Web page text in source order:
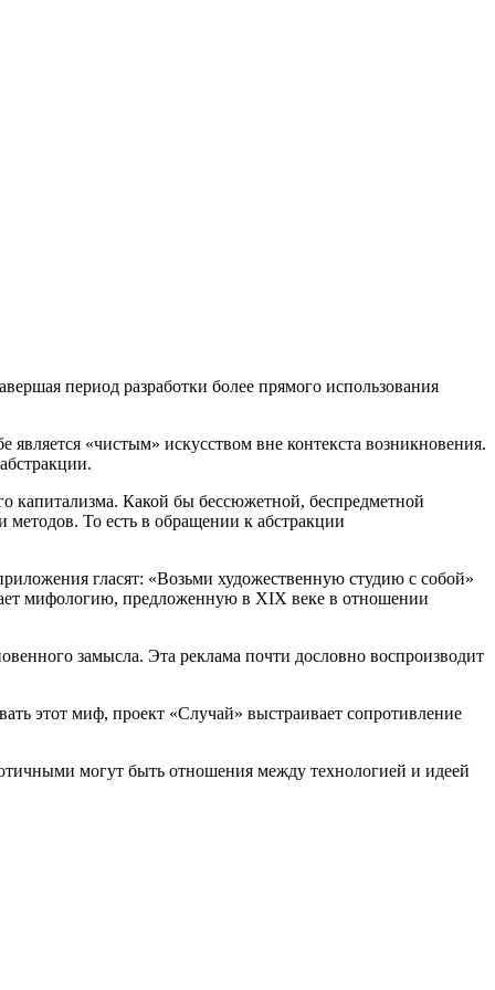
период разработки более прямого использования
«чистым» искусством вне контекста возникновения.
капитализма. Какой бы бессюжетной, беспредметной
То есть в обращении к абстракции
гласят: «Возьми художественную студию с собой»
мифологию, предложенную в XIX веке в отношении
замысла. Эта реклама почти дословно воспроизводит
этот миф, проект «Случай» выстраивает сопротивление
могут быть отношения между технологией и идеей